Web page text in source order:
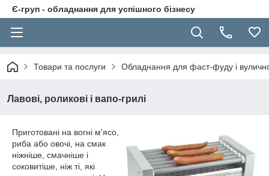
Є-груп - обладнання для успішного бізнесу
Товари та послуги Обладнання для фаст-фуду і
Лавові, роликові і вапо-грилі
Приготовані на вогні м'ясо,
риба або овочі, на смак
ніжніше, смачніше і
соковитіше, ніж ті, які